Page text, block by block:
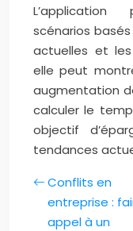
scénarios
actuelles et
elle peut
augmentation
calculer le
objectif
tendances
Conflits en
entreprise :
appel à un